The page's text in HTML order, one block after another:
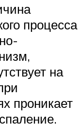
процесса
на
проникает